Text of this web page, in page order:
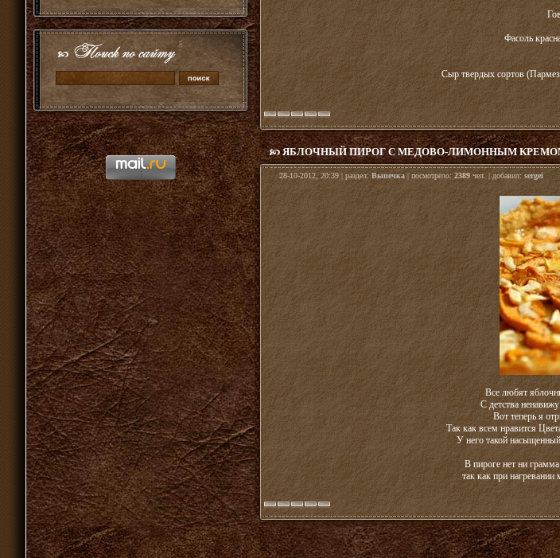
Фасоль
Сыр твердых сортов
ЯБЛОЧНЫЙ ПИРОГ С МЕДОВО-ЛИМОННЫМ
28-10-2012, 20:39 | раздел:Выпечка | посмотрело:2389чел. | добавил:sergei
Все любят
С детства
Вот теперь я
Так как всем нравится
У него такой
В пироге нет ни
так как при